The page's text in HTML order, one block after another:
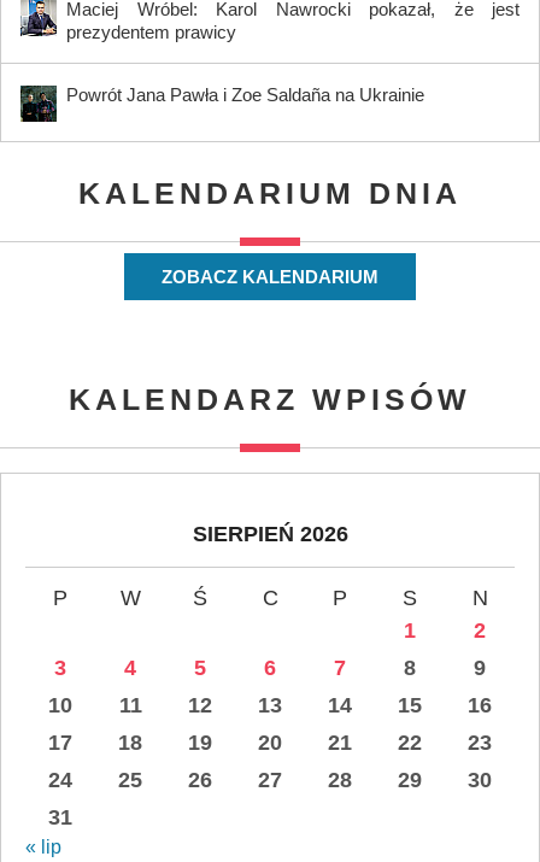
Maciej Wróbel: Karol Nawrocki pokazał, że jest
prezydentem prawicy
Powrót Jana Pawła i Zoe Saldaña na Ukrainie
KALENDARIUM DNIA
ZOBACZ KALENDARIUM
KALENDARZ WPISÓW
SIERPIEŃ 2026
P W Ś C P S
N
1
2
3
4 5 6 7 8
9
10
11 12 13 14 15
16
17
18 19 20 21 22
23
24
25 26 27 28 29
30
31
« lip